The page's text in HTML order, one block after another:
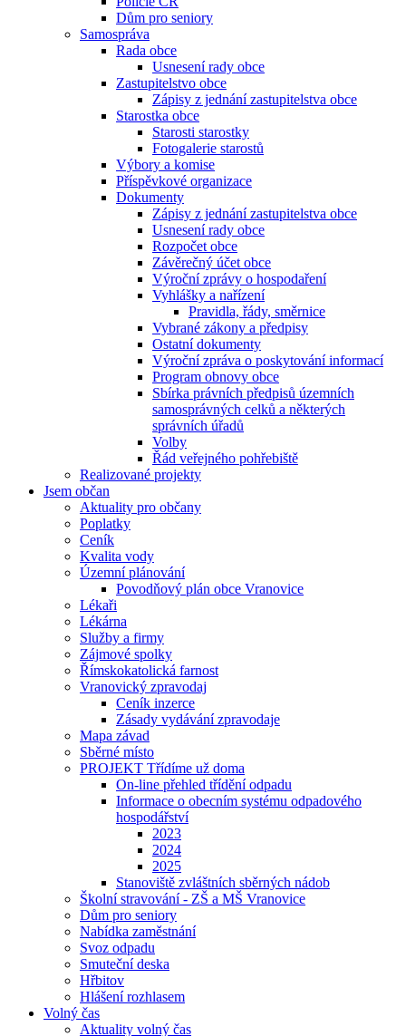
Dům pro seniory
Samospráva
Rada obce
Usnesení rady obce
Zastupitelstvo obce
Zápisy z jednání zastupitelstva obce
Starostka obce
Starosti starostky
Fotogalerie starostů
Výbory a komise
Příspěvkové organizace
Dokumenty
Zápisy z jednání zastupitelstva obce
Usnesení rady obce
Rozpočet obce
Závěrečný účet obce
Výroční zprávy o hospodaření
Vyhlášky a nařízení
Pravidla, řády, směrnice
Vybrané zákony a předpisy
Ostatní dokumenty
Výroční zpráva o poskytování informací
Program obnovy obce
Sbírka právních předpisů územních
samosprávných celků a některých
správních úřadů
Volby
Řád veřejného pohřebiště
Realizované projekty
Jsem občan
Aktuality pro občany
Poplatky
Ceník
Kvalita vody
Územní plánování
Povodňový plán obce Vranovice
Lékaři
Lékárna
Služby a firmy
Zájmové spolky
Římskokatolická farnost
Vranovický zpravodaj
Ceník inzerce
Zásady vydávání zpravodaje
Mapa závad
Sběrné místo
PROJEKT Třídíme už doma
On-line přehled třídění odpadu
Informace o obecním systému odpadového
hospodářství
2023
2024
2025
Stanoviště zvláštních sběrných nádob
Školní stravování - ZŠ a MŠ Vranovice
Dům pro seniory
Nabídka zaměstnání
Svoz odpadu
Smuteční deska
Hřbitov
Hlášení rozhlasem
Volný čas
Aktuality volný čas